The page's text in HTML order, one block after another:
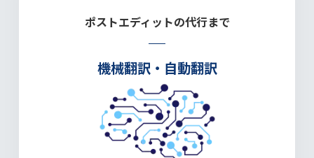
ポストエディットの代行まで
機械翻訳・自動翻訳